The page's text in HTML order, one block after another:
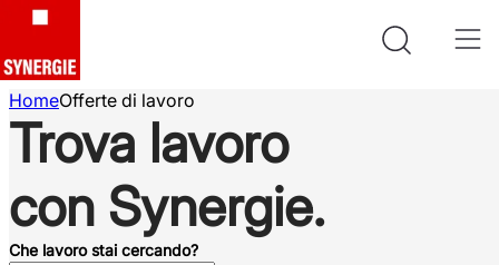
HomeOfferte di lavoro
Trova lavoro
con Synergie.
Che lavoro stai cercando?